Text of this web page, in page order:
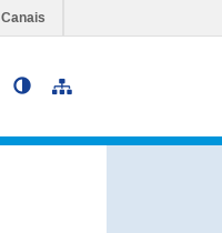
Canais
Ir para o conteúdo